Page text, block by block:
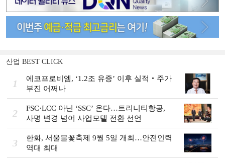
산업 BEST CLICK
1
에코프로비엠, ‘1.2조 유증’ 이후 실적‧주가
부진 어쩌나
2
FSC·LCC 아닌 ‘SSC’ 온다…트리니티항공,
사명 변경 넘어 사업모델 전환 선언
3
한화, 서울불꽃축제 9월 5일 개최…안전인력
역대 최대